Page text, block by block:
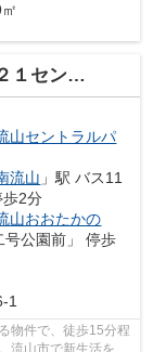
ート壱番館
山セントラルパ
流山 」駅 バス11
歩2分
山おおたかの
号公園前」 停歩
1
物件で、徒歩15分程